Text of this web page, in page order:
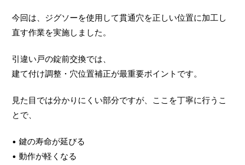
今回は、ジグソーを使用して貫通穴を正しい位置に加工し
直す作業を実施しました。
引違い戸の錠前交換では、
建て付け調整・穴位置補正が最重要ポイントです。
見た目では分かりにくい部分ですが、ここを丁寧に行うこ
とで、
• 鍵の寿命が延びる
• 動作が軽くなる